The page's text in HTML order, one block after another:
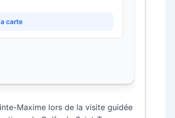
carte
Maxime lors de la visite guidée